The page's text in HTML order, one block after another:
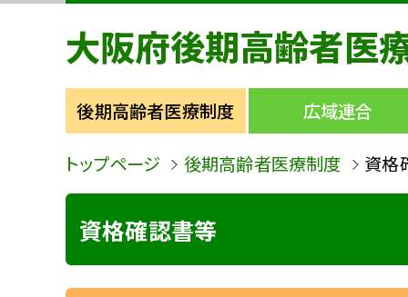
大阪府後期高齢者医
後期高齢者医療制度 広域連合
トップページ 後期高齢者医療制度 資格
資格確認書等